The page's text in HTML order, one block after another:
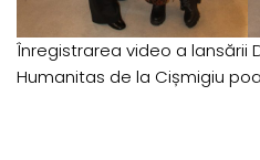
Înregistrarea video a lansării
Humanitas de la Cișmigiu